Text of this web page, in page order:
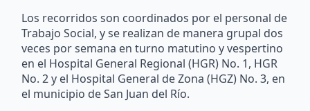
Los recorridos son coordinados por el personal de
Trabajo Social, y se realizan de manera grupal dos
veces por semana en turno matutino y vespertino
en el Hospital General Regional (HGR) No. 1, HGR
No. 2 y el Hospital General de Zona (HGZ) No. 3, en
el municipio de San Juan del Río.